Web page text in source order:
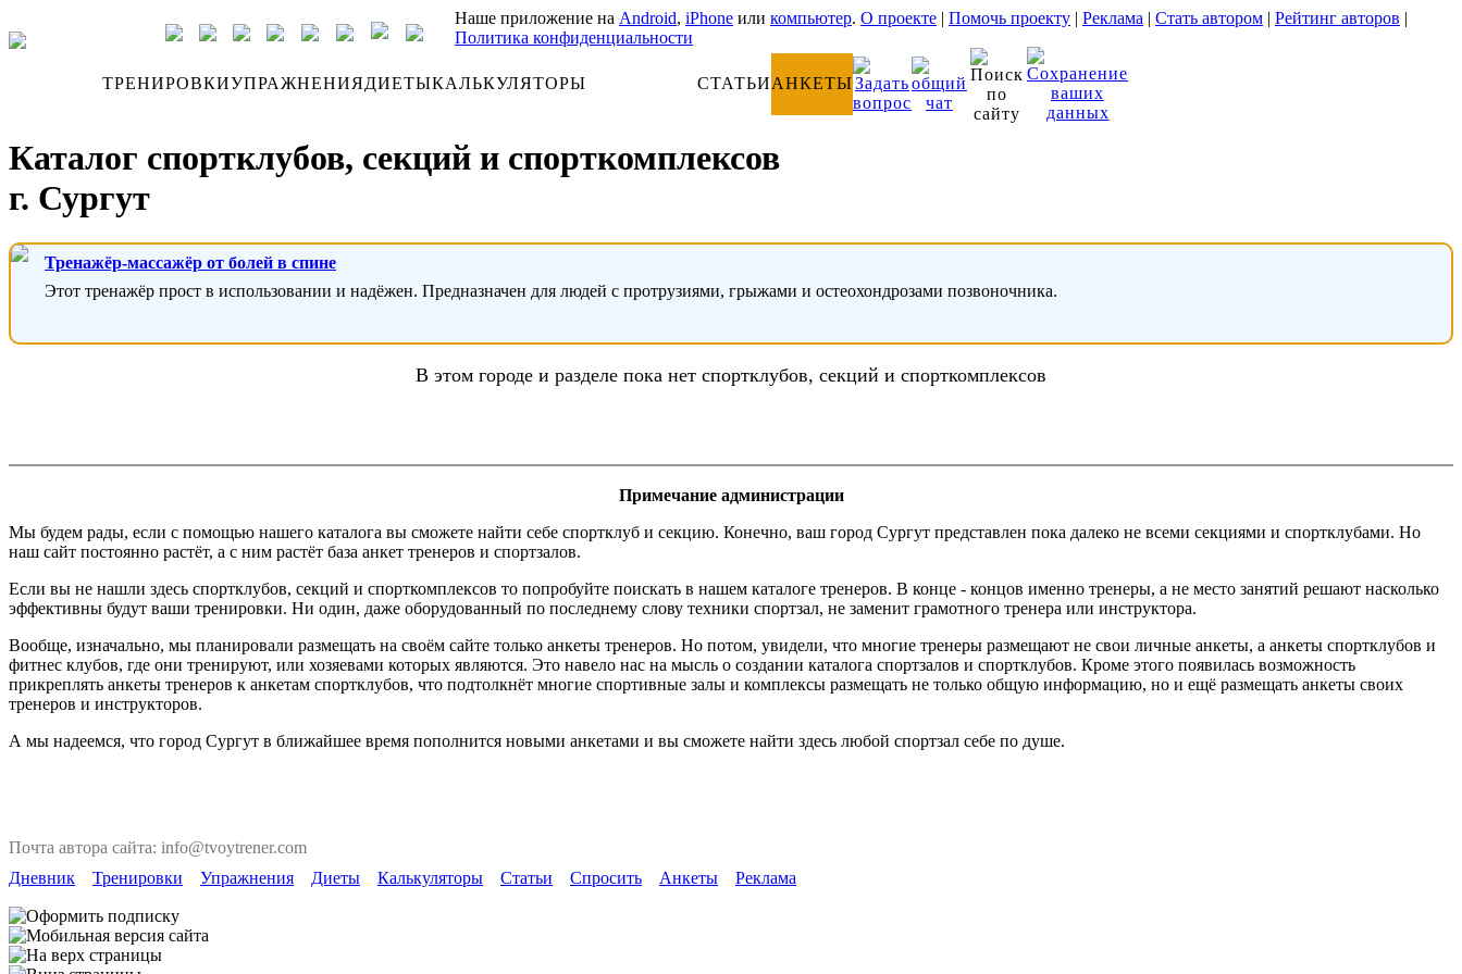
Наше приложение на Android, iPhone или компьютер. О проекте | Помочь проекту | Реклама | Стать автором | Рейтинг авторов |
Политика конфиденциальности
ТРЕНИРОВКИУПРАЖНЕНИЯДИЕТЫКАЛЬКУЛЯТОРЫ СТАТЬИАНКЕТЫ
Каталог спортклубов, секций и спорткомплексов
г. Сургут
Тренажёр-массажёр от болей в спине
Этот тренажёр прост в использовании и надёжен. Предназначен для людей с протрузиями, грыжами и остеохондрозами позвоночника.
В этом городе и разделе пока нет спортклубов, секций и спорткомплексов
Примечание администрации
Мы будем рады, если с помощью нашего каталога вы сможете найти себе спортклуб и секцию. Конечно, ваш город Сургут представлен пока далеко не всеми секциями и спортклубами. Но
наш сайт постоянно растёт, а с ним растёт база анкет тренеров и спортзалов.
Если вы не нашли здесь спортклубов, секций и спорткомплексов то попробуйте поискать в нашем каталоге тренеров. В конце - концов именно тренеры, а не место занятий решают насколько
эффективны будут ваши тренировки. Ни один, даже оборудованный по последнему слову техники спортзал, не заменит грамотного тренера или инструктора.
Вообще, изначально, мы планировали размещать на своём сайте только анкеты тренеров. Но потом, увидели, что многие тренеры размещают не свои личные анкеты, а анкеты спортклубов и
фитнес клубов, где они тренируют, или хозяевами которых являются. Это навело нас на мысль о создании каталога спортзалов и спортклубов. Кроме этого появилась возможность
прикреплять анкеты тренеров к анкетам спортклубов, что подтолкнёт многие спортивные залы и комплексы размещать не только общую информацию, но и ещё размещать анкеты своих
тренеров и инструкторов.
А мы надеемся, что город Сургут в ближайшее время пополнится новыми анкетами и вы сможете найти здесь любой спортзал себе по душе.
Почта автора сайта: info@tvoytrener.com
Дневник
Тренировки Упражнения Диеты Калькуляторы Статьи Спросить Анкеты Реклама